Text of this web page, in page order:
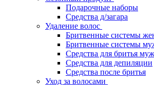
Подарочные наборы
Средства д/загара
Удаление волос
Бритвенные системы
Бритвенные системы
Средства для бритья
Средства для депиляции
Средства после бритья
Уход за волосами